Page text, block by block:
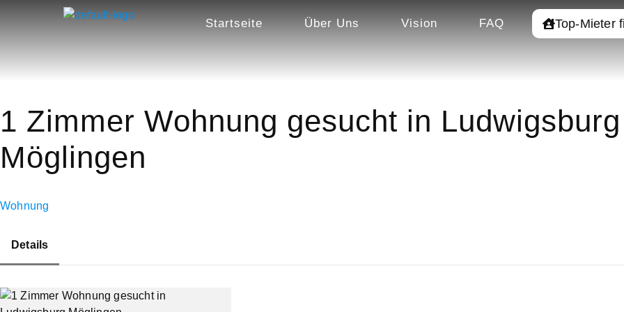
Startseite Über Uns Vision FAQ Top-Mieter
1 Zimmer Wohnung gesucht in Ludwigsburg
Möglingen
Wohnung
Details